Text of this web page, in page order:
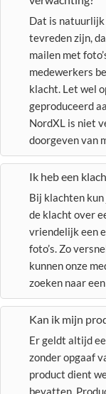
Dat is
tevreden zijn,
mailen met
medewerkers
klacht. Let wel
geproduceerd
NordXL is niet
doorgeven van
Ik heb een
Bij klachten
de klacht over
vriendelijk een
foto’s. Zo
kunnen onze
zoeken naar
Kan ik mijn
Er geldt altijd
zonder opgaaf
product dient
bevatten.